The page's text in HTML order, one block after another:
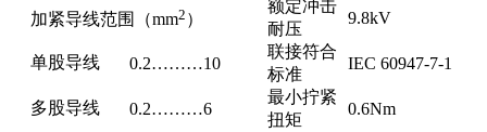
加紧导线范围（mm2 ）
额定冲击
耐压
9.8kV
单股导线 0.2………10
联接符合
标准
IEC 60947-7-1
多股导线 0.2………6
最小拧紧
扭矩
0.6Nm